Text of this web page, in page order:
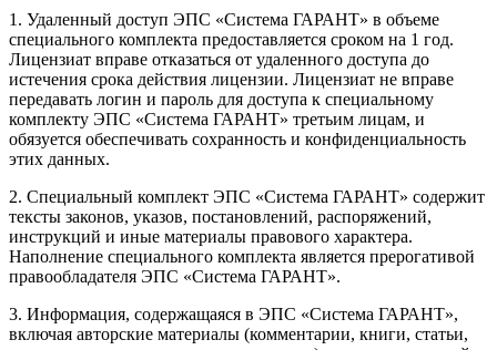
1. Удаленный доступ ЭПС «Система ГАРАНТ» в объеме
специального комплекта предоставляется сроком на 1 год.
Лицензиат вправе отказаться от удаленного доступа до
истечения срока действия лицензии. Лицензиат не вправе
передавать логин и пароль для доступа к специальному
комплекту ЭПС «Система ГАРАНТ» третьим лицам, и
обязуется обеспечивать сохранность и конфиденциальность
этих данных.
2. Специальный комплект ЭПС «Система ГАРАНТ» содержит
тексты законов, указов, постановлений, распоряжений,
инструкций и иные материалы правового характера.
Наполнение специального комплекта является прерогативой
правообладателя ЭПС «Система ГАРАНТ».
3. Информация, содержащаяся в ЭПС «Система ГАРАНТ»,
включая авторские материалы (комментарии, книги, статьи,